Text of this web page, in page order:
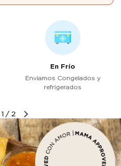
En Frío
Enviamos Congelados y
refrigerados
1 / 2